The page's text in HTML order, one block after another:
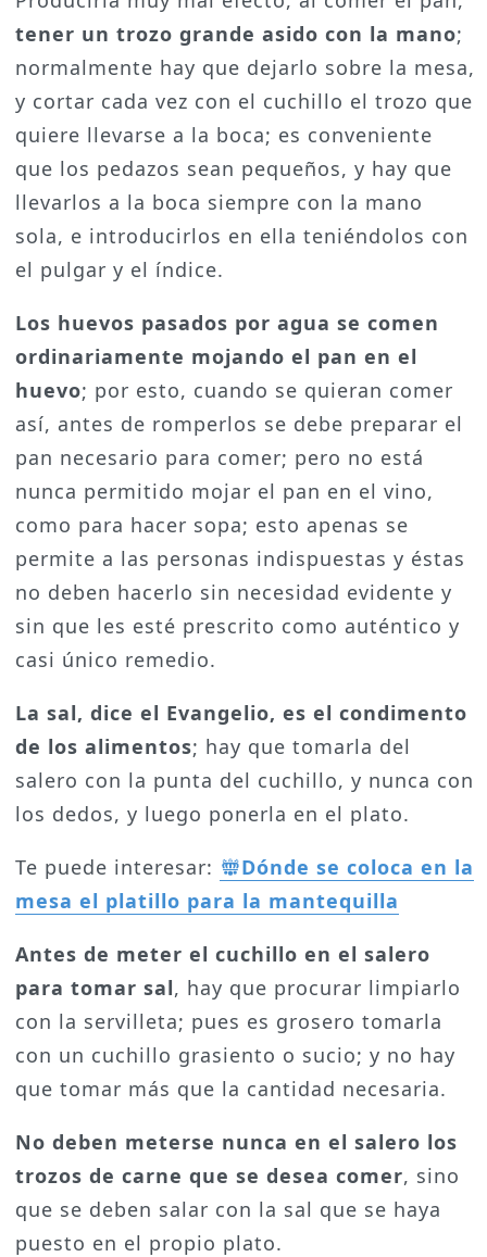
tener un trozo grande asido con la mano;
normalmente hay que dejarlo sobre la mesa,
y cortar cada vez con el cuchillo el trozo que
quiere llevarse a la boca; es conveniente
que los pedazos sean pequeños, y hay que
llevarlos a la boca siempre con la mano
sola, e introducirlos en ella teniéndolos con
el pulgar y el índice.
Los huevos pasados por agua se comen
ordinariamente mojando el pan en el
huevo; por esto, cuando se quieran comer
así, antes de romperlos se debe preparar el
pan necesario para comer; pero no está
nunca permitido mojar el pan en el vino,
como para hacer sopa; esto apenas se
permite a las personas indispuestas y éstas
no deben hacerlo sin necesidad evidente y
sin que les esté prescrito como auténtico y
casi único remedio.
La sal, dice el Evangelio, es el condimento
de los alimentos; hay que tomarla del
salero con la punta del cuchillo, y nunca con
los dedos, y luego ponerla en el plato.
Te puede interesar:
Dónde se coloca en la
mesa el platillo para la mantequilla
Antes de meter el cuchillo en el salero
para tomar sal, hay que procurar limpiarlo
con la servilleta; pues es grosero tomarla
con un cuchillo grasiento o sucio; y no hay
que tomar más que la cantidad necesaria.
No deben meterse nunca en el salero los
trozos de carne que se desea comer, sino
que se deben salar con la sal que se haya
puesto en el propio plato.